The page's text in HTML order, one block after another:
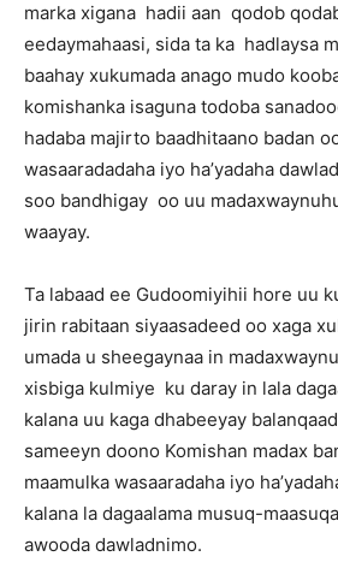
marka xigana hadii aan qodob
eedaymahaasi, sida ta ka hadlaysa
baahay xukumada anago mudo
komishanka isaguna todoba
hadaba majirto baadhitaano badan
wasaaradadaha iyo ha’yadaha
soo bandhigay oo uu
waayay.
Ta labaad ee Gudoomiyihii hore uu
jirin rabitaan siyaasadeed oo xaga
umada u sheegaynaa in
xisbiga kulmiye ku daray in lala
kalana uu kaga dhabeeyay
sameeyn doono Komishan madax
maamulka wasaaradaha iyo
kalana la dagaalama musuq-
awooda dawladnimo.